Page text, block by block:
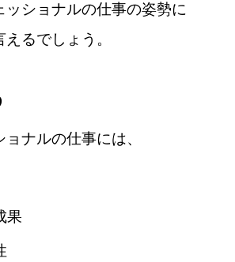
ッショナルの仕事の姿勢に
るでしょう。
ナルの仕事には、
果